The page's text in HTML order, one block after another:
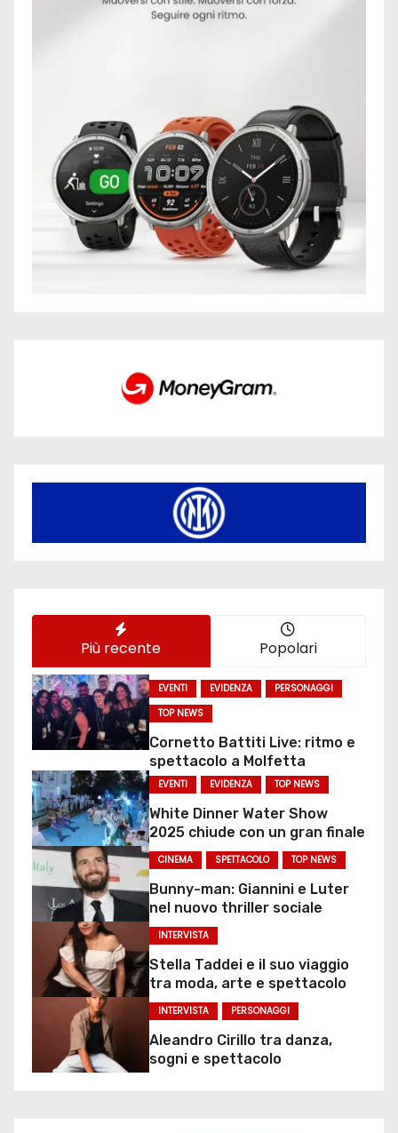
Più recente Popolari
EVENTI EVIDENZA
PERSONAGGI
TOP NEWS
Cornetto Battiti Live: ritmo e
spettacolo a Molfetta
EVENTI EVIDENZA TOP NEWS
White Dinner Water Show
2025 chiude con un gran finale
CINEMA SPETTACOLO TOP NEWS
Bunny-man: Giannini e Luter
nel nuovo thriller sociale
INTERVISTA
Stella Taddei e il suo viaggio
tra moda, arte e spettacolo
INTERVISTA PERSONAGGI
Aleandro Cirillo tra danza,
sogni e spettacolo